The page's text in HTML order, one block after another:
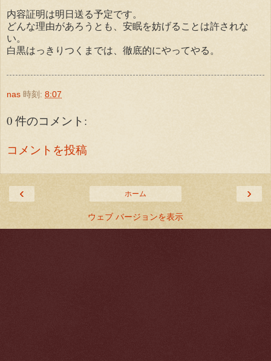
内容証明は明日送る予定です。
どんな理由があろうとも、安眠を妨げることは許されな
い。
白黒はっきりつくまでは、徹底的にやってやる。
nas 時刻: 8:07
0 件のコメント:
コメントを投稿
‹ ›
ホーム
ウェブ バージョンを表示